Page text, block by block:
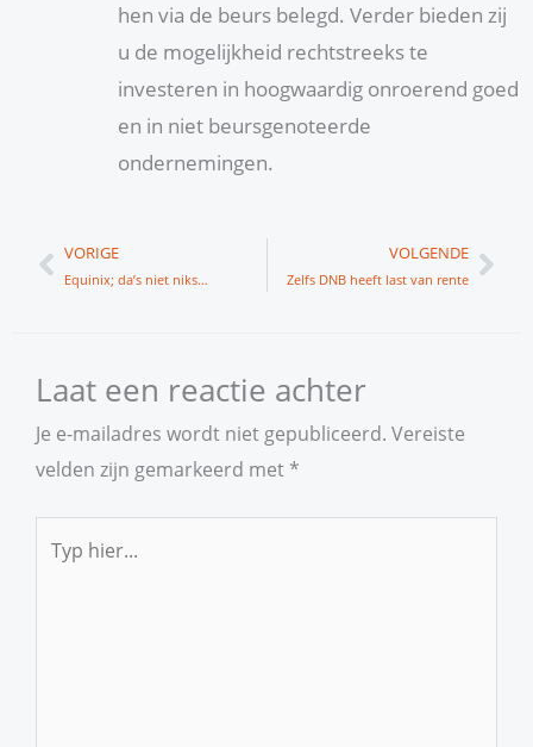
hen via de beurs belegd. Verder bieden zij
u de mogelijkheid rechtstreeks te
investeren in hoogwaardig onroerend goed
en in niet beursgenoteerde
ondernemingen.
Vorige
VORIGE
Equinix; da’s niet niks…
VOLGENDE
Zelfs DNB heeft last van rente
Laat een reactie achter
Je e-mailadres wordt niet gepubliceerd. Vereiste
velden zijn gemarkeerd met *
hier...